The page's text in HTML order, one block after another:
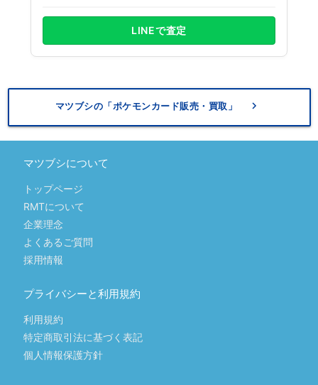
LINEで査定
マツブシの「ポケモンカード販売・買取」 keyboard_arrow_right
マツブシについて
トップページ
RMTについて
企業理念
よくあるご質問
採用情報
プライバシーと利用規約
利用規約
特定商取引法に基づく表記
個人情報保護方針